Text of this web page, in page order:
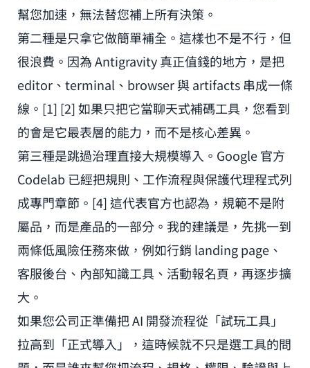
幫您加速，無法替您補上所有決策。
第二種是只拿它做簡單補全。這樣也不是不行，但
很浪費。因為 Antigravity 真正值錢的地方，是把
editor、terminal、browser 與 artifacts 串成一條
線。[1] [2] 如果只把它當聊天式補碼工具，您看到
的會是它最表層的能力，而不是核心差異。
第三種是跳過治理直接大規模導入。Google 官方
Codelab 已經把規則、工作流程與保護代理程式列
成專門章節。[4] 這代表官方也認為，規範不是附
屬品，而是產品的一部分。我的建議是，先挑一到
兩條低風險任務來做，例如行銷 landing page、
客服後台、內部知識工具、活動報名頁，再逐步擴
大。
如果您公司正準備把 AI 開發流程從「試玩工具」
拉高到「正式導入」，這時候就不只是選工具的問